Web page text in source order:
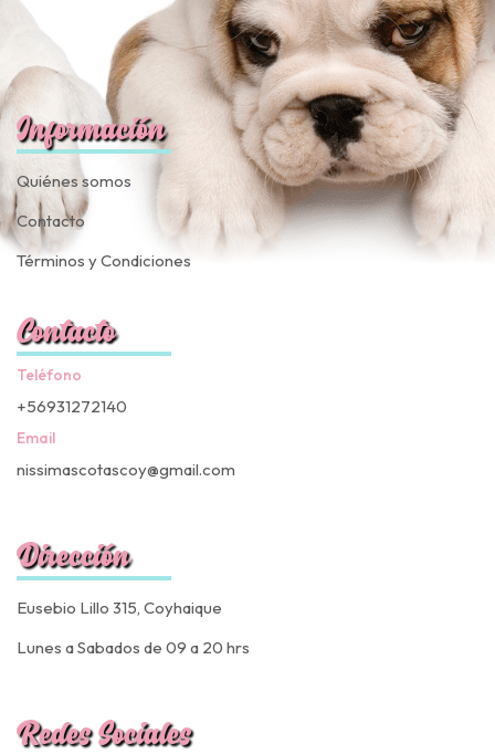
Información
Quiénes somos
Contacto
Términos y Condiciones
Contacto
Teléfono
+56931272140
Email
nissimascotascoy@gmail.com
Dirección
Eusebio Lillo 315, Coyhaique
Lunes a Sabados de 09 a 20 hrs
Redes Sociales